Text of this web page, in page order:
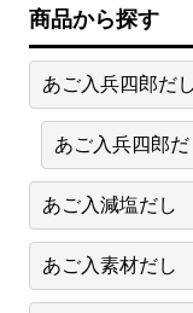
商品から探す
あご入兵四郎だし
あご入兵四郎
あご入減塩だし
あご入素材だし